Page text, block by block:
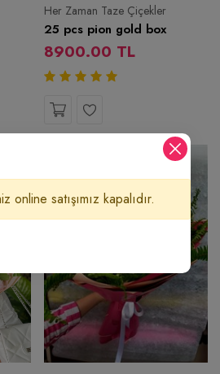
Her Zaman Taze Çiçekler
25 pcs pion gold box
8900.00 TL
online satışımız kapalıdır.